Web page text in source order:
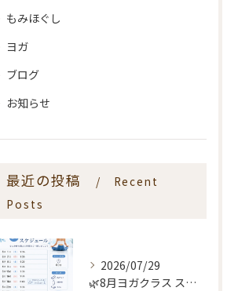
もみほぐし
ヨガ
ブログ
お知らせ
最近の投稿
Recent
Posts
2026/07/29
🌿8月ヨガクラス スケジュールのお知らせ🌿